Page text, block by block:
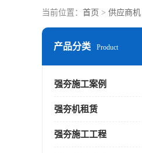
当前位置： 首页 > 供应商机
产品分类 Product
强夯施工案例
强夯机租赁
强夯施工工程